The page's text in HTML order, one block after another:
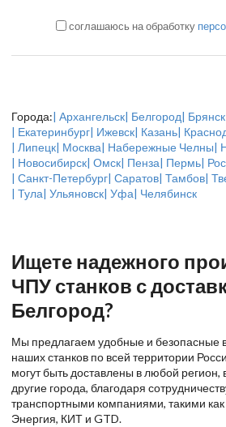
соглашаюсь на обработку
Города:| Архангельск| Белгород| Брянск
| Екатеринбург| Ижевск| Казань|
| Липецк| Москва| Набережные Челны|
| Новосибирск| Омск| Пенза| Пермь|
| Санкт-Петербург| Саратов| Тамбов|
| Тула| Ульяновск| Уфа| Челябинск
Ищете надежного
ЧПУ станков с
Белгород?
Мы предлагаем удобные и безопасные
наших станков по всей территории
могут быть доставлены в любой регион,
другие города, благодаря
транспортными компаниями, такими
Энергия, КИТ и GTD.